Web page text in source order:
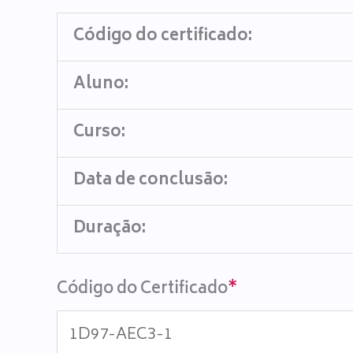
Código do certificado:
Aluno:
Curso:
Data de conclusão:
Duração:
Código do Certificado*